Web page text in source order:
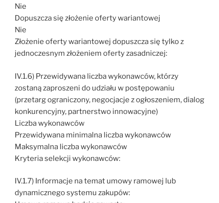
Nie
Dopuszcza się złożenie oferty wariantowej
Nie
Złożenie oferty wariantowej dopuszcza się tylko z
jednoczesnym złożeniem oferty zasadniczej:
IV.1.6) Przewidywana liczba wykonawców, którzy
zostaną zaproszeni do udziału w postępowaniu
(przetarg ograniczony, negocjacje z ogłoszeniem, dialog
konkurencyjny, partnerstwo innowacyjne)
Liczba wykonawców
Przewidywana minimalna liczba wykonawców
Maksymalna liczba wykonawców
Kryteria selekcji wykonawców:
IV.1.7) Informacje na temat umowy ramowej lub
dynamicznego systemu zakupów: